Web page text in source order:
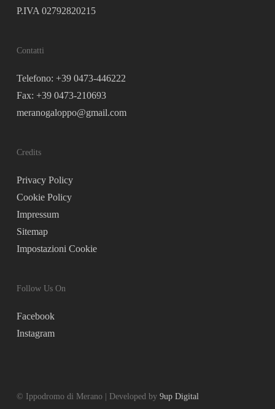
P.IVA 02792820215
Contatti
Telefono: +39 0473-446222
Fax: +39 0473-210693
meranogaloppo@gmail.com
Credits
Privacy Policy
Cookie Policy
Impressum
Sitemap
Impostazioni Cookie
Follow Us On
Facebook
Instagram
© Ippodromo di Merano | Developed by 9up Digital